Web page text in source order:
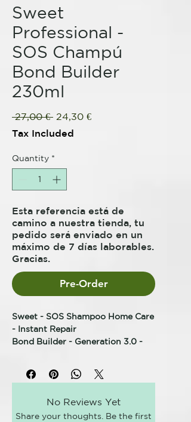
Sweet
Professional -
SOS Champú
Bond Builder
230ml
27,00 € Regular
Price
24,30 €Sale
Tax Included
Quantity *
Esta referencia está de
camino a nuestra tienda, tu
pedido será enviado en un
máximo de 7 días laborables.
Gracias.
Pre-Order
Sweet - SOS Shampoo Home Care
- Instant Repair
Bond Builder - Generation 3.0 -
3.0 Bond Builder 230ml
S.O.S Shampoo Cuidado en Casa,
es un producto complementario
No Reviews Yet
Share your thoughts. Be the first